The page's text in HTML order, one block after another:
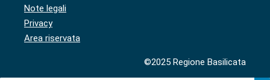
Note legali
Privacy
Area riservata
©2025 Regione Basilicata